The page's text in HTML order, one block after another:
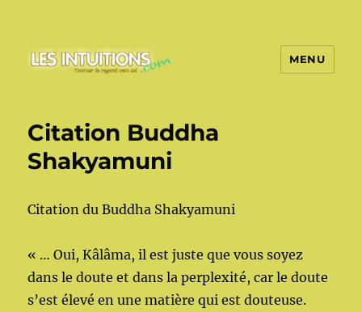
MENU
Citation Buddha
Shakyamuni
Citation du Buddha Shakyamuni
« … Oui, Kâlâma, il est juste que vous soyez
dans le doute et dans la perplexité, car le doute
s’est élevé en une matière qui est douteuse.